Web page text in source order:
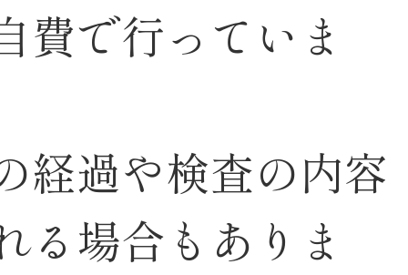
費で行っていま
経過や検査の内容
る場合もありま